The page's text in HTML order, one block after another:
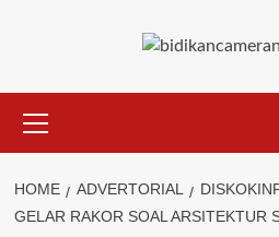
Menu
HOME ADVERTORIAL
GELAR RAKOR SOAL ARSITEKTUR